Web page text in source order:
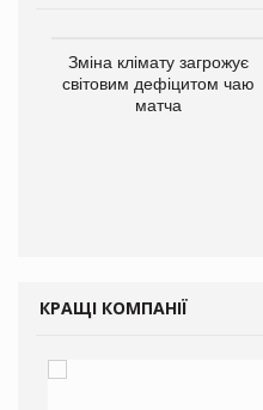
Зміна клімату загрожує
світовим дефіцитом чаю
матча
КРАЩІ КОМПАНІЇ